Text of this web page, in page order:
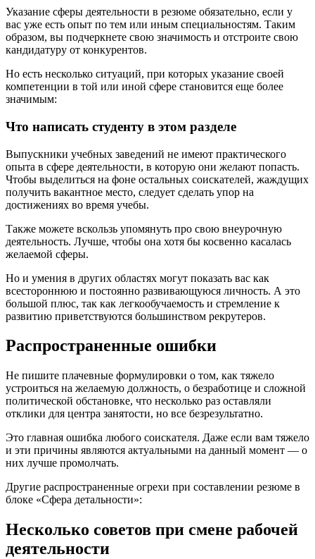
Указание сферы деятельности в резюме обязательно, если у
вас уже есть опыт по тем или иным специальностям. Таким
образом, вы подчеркнете свою значимость и отстроите свою
кандидатуру от конкурентов.
Но есть несколько ситуаций, при которых указание своей
компетенции в той или иной сфере становится еще более
значимым:
Что написать студенту в этом разделе
Выпускники учебных заведений не имеют практического
опыта в сфере деятельности, в которую они желают попасть.
Чтобы выделиться на фоне остальных соискателей, жаждущих
получить вакантное место, следует сделать упор на
достижениях во время учебы.
Также можете вскользь упомянуть про свою внеурочную
деятельность. Лучше, чтобы она хотя бы косвенно касалась
желаемой сферы.
Но и умения в других областях могут показать вас как
всестороннюю и постоянно развивающуюся личность. А это
большой плюс, так как легкообучаемость и стремление к
развитию приветствуются большинством рекрутеров.
Распространенные ошибки
Не пишите плачевные формулировки о том, как тяжело
устроиться на желаемую должность, о безработице и сложной
политической обстановке, что несколько раз оставляли
отклики для центра занятости, но все безрезультатно.
Это главная ошибка любого соискателя. Даже если вам тяжело
и эти причины являются актуальными на данный момент — о
них лучше промолчать.
Другие распространенные огрехи при составлении резюме в
блоке «Сфера детальности»:
Несколько советов при смене рабочей
деятельности